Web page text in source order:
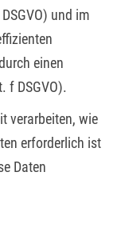
und im
einen
f DSGVO).
verarbeiten, wie
erforderlich ist
Daten